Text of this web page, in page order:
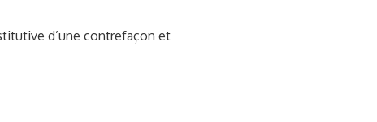
d’une contrefaçon et